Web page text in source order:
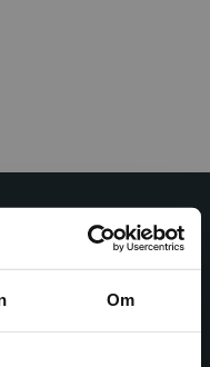
Om
kurslitteratur,